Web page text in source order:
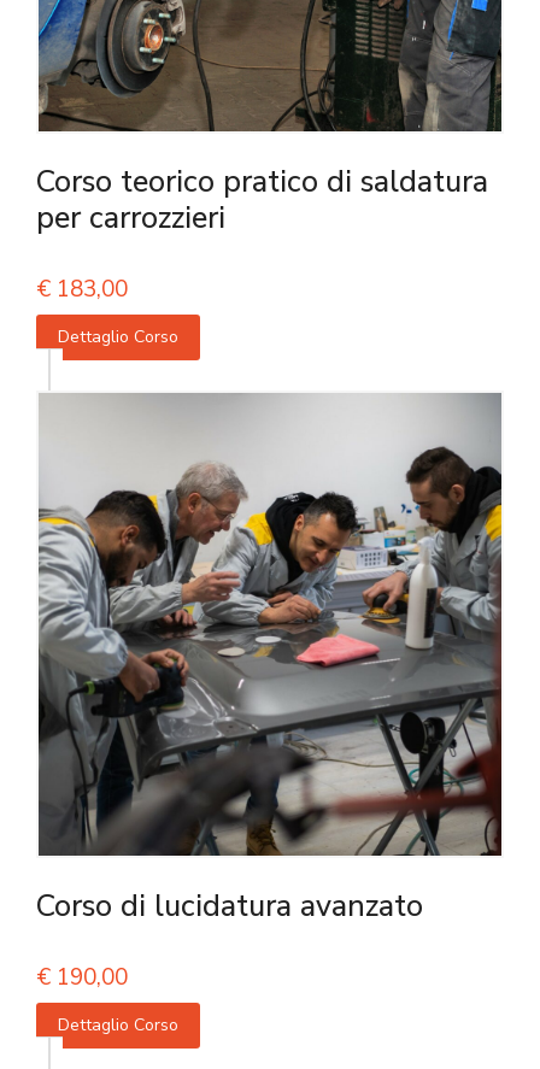
Corso teorico pratico di saldatura
per carrozzieri
€ 183,00
Dettaglio Corso
Corso di lucidatura avanzato
€ 190,00
Dettaglio Corso